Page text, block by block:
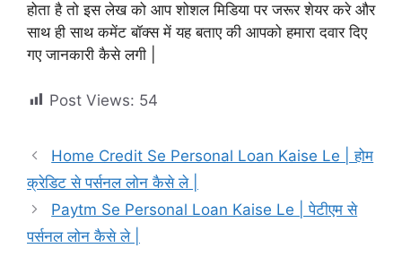
होता है तो इस लेख को आप शोशल मिडिया पर जरूर शेयर करे और
साथ ही साथ कमेंट बॉक्स में यह बताए की आपको हमारा दवार दिए
गए जानकारी कैसे लगी |
Post Views: 54
Home Credit Se Personal Loan Kaise Le | होम
क्रेडिट से पर्सनल लोन कैसे ले |
Paytm Se Personal Loan Kaise Le | पेटीएम से
पर्सनल लोन कैसे ले |